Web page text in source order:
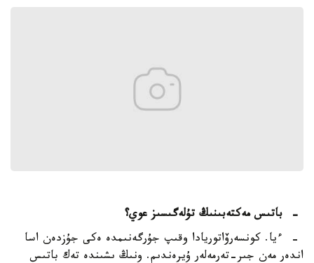
- باتىس مەكتەبىنىڭ تۇلەگىسىز عوي؟
- ءيا. كونسەرۆاتوريادا وقىپ جۇرگەنىمدە ەكى جۇزدەن اسا
اندەر مەن جىر-تەرمەلەر ۇيرەندىم. ونىڭ ىشىندە تەك باتىس